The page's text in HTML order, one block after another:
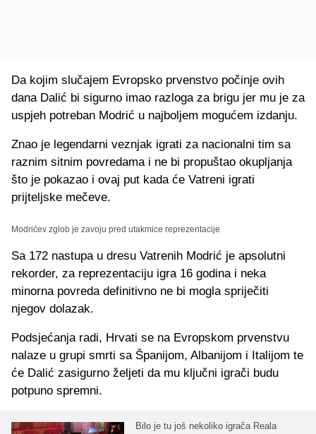
Da kojim slučajem Evropsko prvenstvo počinje ovih
dana Dalić bi sigurno imao razloga za brigu jer mu je za
uspjeh potreban Modrić u najboljem mogućem izdanju.
Znao je legendarni veznjak igrati za nacionalni tim sa
raznim sitnim povredama i ne bi propuštao okupljanja
što je pokazao i ovaj put kada će Vatreni igrati
prijteljske mečeve.
Modrićev zglob je zavoju pred utakmice reprezentacije
Sa 172 nastupa u dresu Vatrenih Modrić je apsolutni
rekorder, za reprezentaciju igra 16 godina i neka
minorna povreda definitivno ne bi mogla spriječiti
njegov dolazak.
Podsjećanja radi, Hrvati se na Evropskom prvenstvu
nalaze u grupi smrti sa Španijom, Albanijom i Italijom te
će Dalić zasigurno željeti da mu ključni igrači budu
potpuno spremni.
Bilo je tu još nekoliko igrača Reala